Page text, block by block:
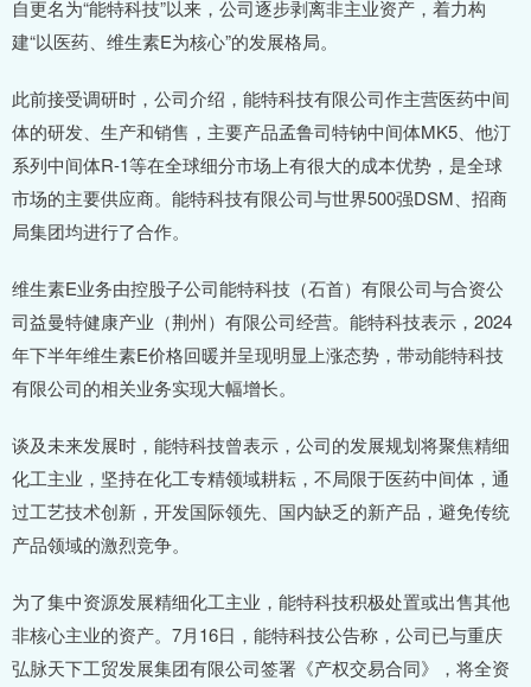
自更名为“能特科技”以来，公司逐步剥离非主业资产，着力构
建“以医药、维生素E为核心”的发展格局。
此前接受调研时，公司介绍，能特科技有限公司作主营医药中间
体的研发、生产和销售，主要产品孟鲁司特钠中间体MK5、他汀
系列中间体R-1等在全球细分市场上有很大的成本优势，是全球
市场的主要供应商。能特科技有限公司与世界500强DSM、招商
局集团均进行了合作。
维生素E业务由控股子公司能特科技（石首）有限公司与合资公
司益曼特健康产业（荆州）有限公司经营。能特科技表示，2024
年下半年维生素E价格回暖并呈现明显上涨态势，带动能特科技
有限公司的相关业务实现大幅增长。
谈及未来发展时，能特科技曾表示，公司的发展规划将聚焦精细
化工主业，坚持在化工专精领域耕耘，不局限于医药中间体，通
过工艺技术创新，开发国际领先、国内缺乏的新产品，避免传统
产品领域的激烈竞争。
为了集中资源发展精细化工主业，能特科技积极处置或出售其他
非核心主业的资产。7月16日，能特科技公告称，公司已与重庆
弘脉天下工贸发展集团有限公司签署《产权交易合同》，将全资